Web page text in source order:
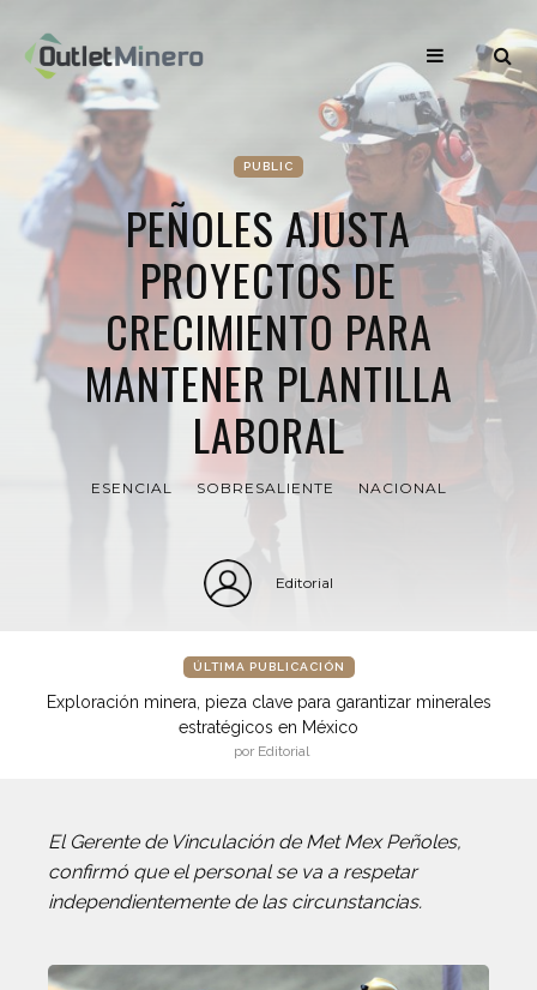
PUBLIC
PEÑOLES AJUSTA
PROYECTOS DE
CRECIMIENTO PARA
MANTENER PLANTILLA
LABORAL
ESENCIAL SOBRESALIENTE NACIONAL
Editorial
ÚLTIMA PUBLICACIÓN
Exploración minera, pieza clave para garantizar minerales
estratégicos en México
por Editorial
El Gerente de Vinculación de Met Mex Peñoles,
confirmó que el personal se va a respetar
independientemente de las circunstancias.